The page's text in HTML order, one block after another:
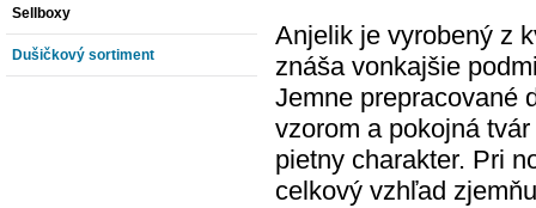
Sellboxy
Dušičkový sortiment
Anjelik je vyrobený z
znáša vonkajšie
Jemne prepracované
vzorom a pokojná
pietny charakter. Pri
celkový vzhľad